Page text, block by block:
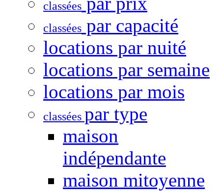
classées
classées par capacité
locations par nuité
locations par semaine
locations par mois
classées par type
maison
indépendante
maison mitoyenne